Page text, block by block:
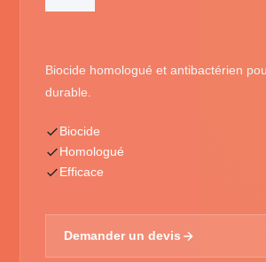
Biocide homologué et antibactérien
durable.
Biocide
Homologué
Efficace
Demander un devis